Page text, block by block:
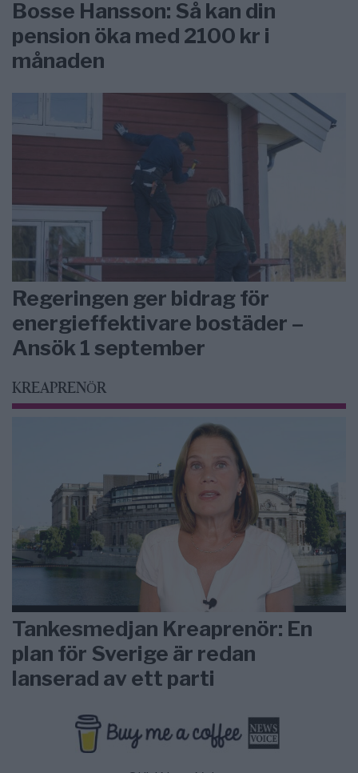
Bosse Hansson: Så kan din
pension öka med 2100 kr i
månaden
Regeringen ger bidrag för
energieffektivare bostäder –
Ansök 1 september
KREAPRENÖR
Tankesmedjan Kreaprenör: En
plan för Sverige är redan
lanserad av ett parti